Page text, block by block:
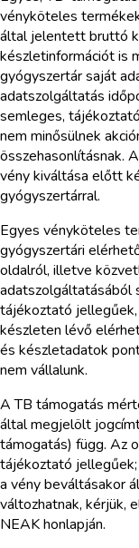
vényköteles
által jelentett bruttó
készletinformációt is
gyógyszertár saját
adatszolgáltatás
semleges,
nem minősülnek
összehasonlításnak.
vény kiváltása előtt
gyógyszertárral.
Egyes vényköteles
gyógyszertári
oldalról, illetve
adatszolgáltatásából
tájékoztató
készleten lévő
és készletadatok
nem vállalunk.
A TB támogatás
által megjelölt
támogatás) függ. Az
tájékoztató
a vény beváltásakor
változhatnak, kérjük,
NEAK honlapján.